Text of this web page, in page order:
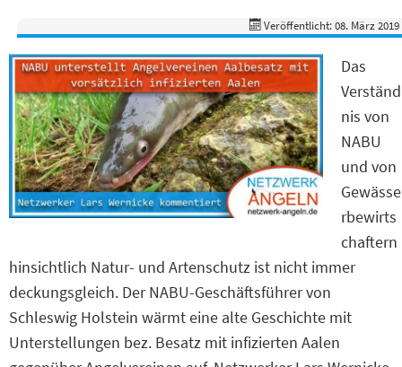
Veröffentlicht: 08. März 2019
Das
Verständ
nis von
NABU
und von
Gewässe
rbewirts
chaftern
hinsichtlich Natur- und Artenschutz ist nicht immer
deckungsgleich. Der NABU-Geschäftsführer von
Schleswig Holstein wärmt eine alte Geschichte mit
Unterstellungen bez. Besatz mit infizierten Aalen